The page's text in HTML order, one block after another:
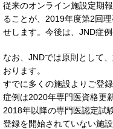
従来のオンライン施設定期
ることが、2019年度第2回
せします。今後は、JND症
なお、JNDでは原則として
おります。
すでに多くの施設よりご登
症例は2020年専門医資格更
2018年以降の専門医認定試
登録を開始されていない施